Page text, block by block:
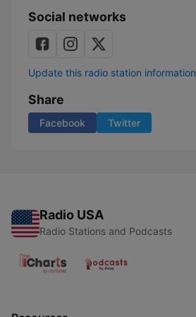
Social networks
Update this radio station information
Share
Facebook Twitter
Radio USA
Radio Stations and Podcasts